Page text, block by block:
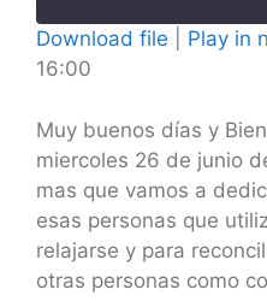
SHARE
LINK
Download file Play in
16:00
Muy buenos días y
miercoles 26 de junio
mas que vamos a
esas personas que
relajarse y para
otras personas como